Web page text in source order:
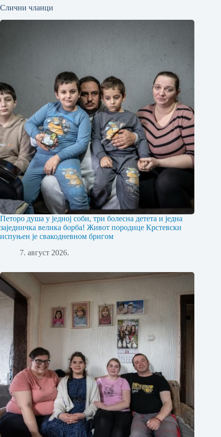
Слични чланци
Петоро душа у једној соби, три болесна детета и једна
заједничка велика борба! Живот породице Крстевски
испуњен је свакодневном бригом
7. август 2026.